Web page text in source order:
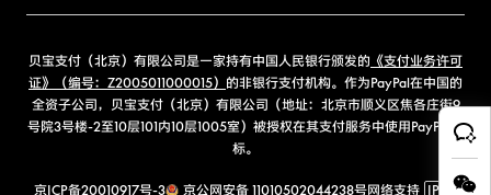
贝宝支付（北京）有限公司是一家持有中国人民银行颁发的 《支付业务许可
证》（编号：Z2005011000015） 的非银行支付机构。作为PayPal在中国的
全资子公司，贝宝支付（北京）有限公司（地址：北京市顺义区焦各庄街9
号院3号楼-2至10层101内10层1005室）被授权在其支付服务中使用PayPal商
标。
京ICP备20010917号-3 京公网安备 11010502044238号网络支持 IPv6